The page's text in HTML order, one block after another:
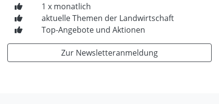
1 x monatlich
aktuelle Themen der Landwirtschaft
Top-Angebote und Aktionen
Zur Newsletteranmeldung